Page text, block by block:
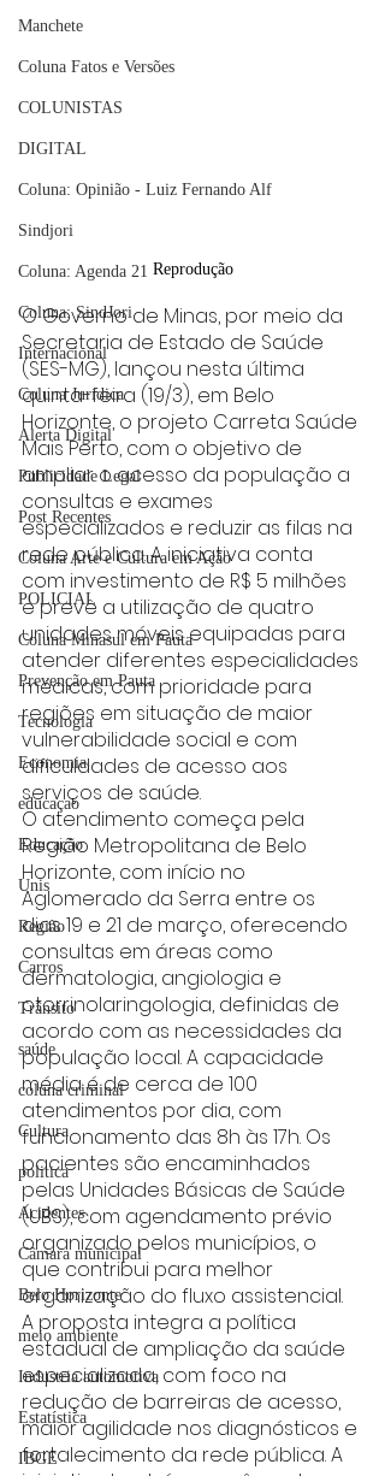
Manchete
Coluna Fatos e Versões
COLUNISTAS
DIGITAL
Coluna: Opinião - Luiz Fernando Alf
Sindjori
Coluna: Agenda 21
Coluna: SindJori
Internacional
Coluna Jurídica
Alerta Digital
Publicidade Legal
Post Recentes
Coluna Arte e Cultura em Ação
POLICIAL
Coluna Minasul em Pauta
Prevenção em Pauta
Tecnologia
Economia
educaçao
Educação
Unis
Região
Carros
Trânsito
saúde
coluna criminal
Cultura
politica
Acidentes
Câmara municipal
Belo Horizonte
meio ambiente
Industria automotiva
Estatística
IBGE
Reprodução
O Governo de Minas, por meio da
Secretaria de Estado de Saúde
(SES-MG), lançou nesta última
quinta-feira (19/3), em Belo
Horizonte, o projeto Carreta Saúde
Mais Perto, com o objetivo de
ampliar o acesso da população a
consultas e exames
especializados e reduzir as filas na
rede pública. A iniciativa conta
com investimento de R$ 5 milhões
e prevê a utilização de quatro
unidades móveis equipadas para
atender diferentes especialidades
médicas, com prioridade para
regiões em situação de maior
vulnerabilidade social e com
dificuldades de acesso aos
serviços de saúde.
O atendimento começa pela
Região Metropolitana de Belo
Horizonte, com início no
Aglomerado da Serra entre os
dias 19 e 21 de março, oferecendo
consultas em áreas como
dermatologia, angiologia e
otorrinolaringologia, definidas de
acordo com as necessidades da
população local. A capacidade
média é de cerca de 100
atendimentos por dia, com
funcionamento das 8h às 17h. Os
pacientes são encaminhados
pelas Unidades Básicas de Saúde
(UBS), com agendamento prévio
organizado pelos municípios, o
que contribui para melhor
organização do fluxo assistencial.
A proposta integra a política
estadual de ampliação da saúde
especializada, com foco na
redução de barreiras de acesso,
maior agilidade nos diagnósticos e
fortalecimento da rede pública. A